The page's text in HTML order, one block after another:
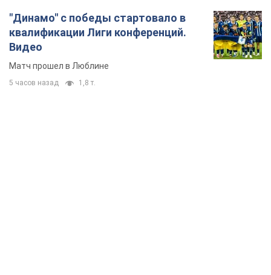
"Динамо" с победы стартовало в
квалификации Лиги конференций.
Видео
Матч прошел в Люблине
5 часов назад 1,8 т.